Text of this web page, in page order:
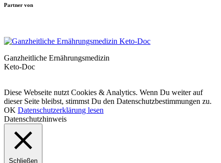
Partner von
Ganzheitliche Ernährungsmedizin
Keto-Doc
Diese Webseite nutzt Cookies & Analytics. Wenn Du weiter auf
dieser Seite bleibst, stimmst Du den Datenschutzbestimmungen zu.
OK Datenschutzerklärung lesen
Datenschutzhinweis
Schließen